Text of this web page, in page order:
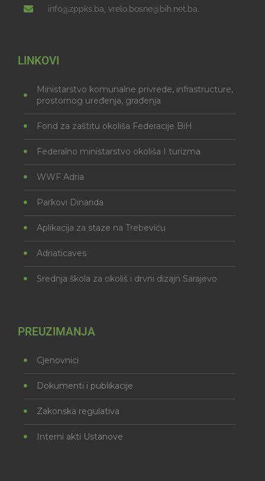
info@zppks.ba, vrelo.bosne@bih.net.ba.
LINKOVI
Ministarstvo komunalne privrede, infrastructure,
prostornog uređenja, građenja
Fond za zaštitu okoliša Federacije BiH
Federalno ministarstvo okoliša I turizma
WWF Adria
Parkovi Dinarida
Aplikacija za staze na Trebeviću
Adriaticaves
Srednja škola za okoliš i drvni dizajn Sarajevo
PREUZIMANJA
Cjenovnici
Dokumenti i publikacije
Zakonska regulativa
Interni akti Ustanove